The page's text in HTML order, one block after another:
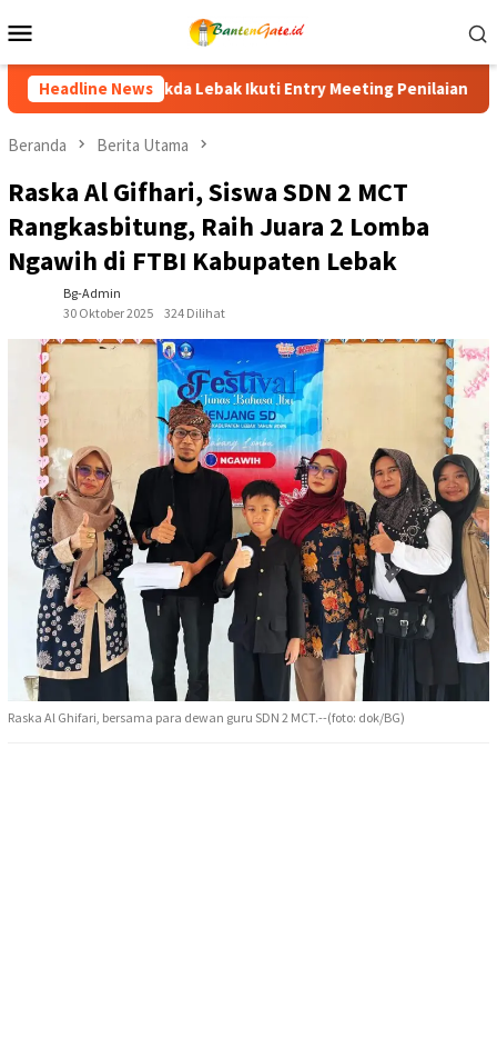
ke
Mobile
Headline News
Meeting Penilaian Maladministrasi 2026, Perkuat Komitmen
Beranda Berita Utama
Raska Al Gifhari, Siswa SDN 2 MCT
Rangkasbitung, Raih Juara 2 Lomba
Ngawih di FTBI Kabupaten Lebak
Bg-Admin
30 Oktober 2025
324 Dilihat
Raska Al Ghifari, bersama para dewan guru SDN 2 MCT.--(foto: dok/BG)